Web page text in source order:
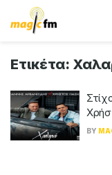
Ετικέτα:
BY